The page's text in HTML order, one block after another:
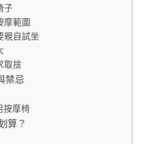
子
摩範圍
親自試坐
取捨
禁忌
按摩椅
算？